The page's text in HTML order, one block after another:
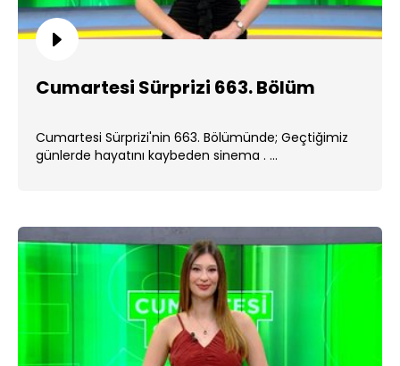
Cumartesi Sürprizi 663. Bölüm
Cumartesi Sürprizi'nin 663. Bölümünde; Geçtiğimiz
günlerde hayatını kaybeden sinema . ...